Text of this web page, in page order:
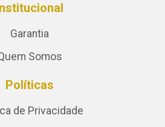
Institucional
Garantia
Somos
Políticas
de Privacidade